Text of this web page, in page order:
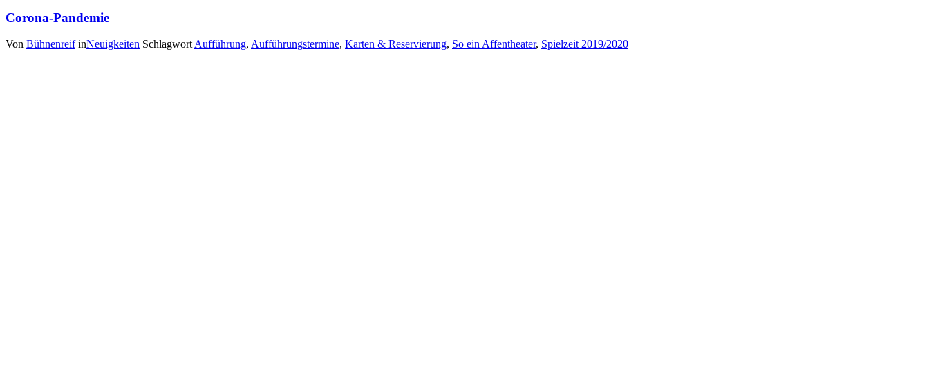
Corona-Pandemie
Von Bühnenreif inNeuigkeiten Schlagwort Aufführung, Aufführungstermine, Karten & Reservierung, So ein Affentheater, Spielzeit 2019/2020